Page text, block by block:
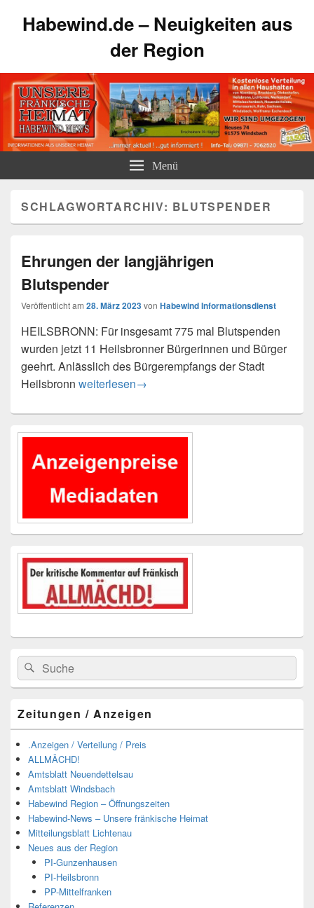
Habewind.de – Neuigkeiten aus
der Region
Menü
SCHLAGWORTARCHIV: BLUTSPENDER
Ehrungen der langjährigen
Blutspender
Veröffentlicht am 28. März 2023von Habewind Informationsdienst
HEILSBRONN: Für insgesamt 775 mal Blutspenden
wurden jetzt 11 Heilsbronner Bürgerinnen und Bürger
geehrt. Anlässlich des Bürgerempfangs der Stadt
Heilsbronn Ehrungen der langjährigen Blutspender
weiterlesen→
Primärer
Widgetbereich
Suchen
nach:
Suchen
Zeitungen / Anzeigen
.Anzeigen / Verteilung / Preis
ALLMÄCHD!
Amtsblatt Neuendettelsau
Amtsblatt Windsbach
Habewind Region – Öffnungszeiten
Habewind-News – Unsere fränkische Heimat
Mitteilungsblatt Lichtenau
Neues aus der Region
PI-Gunzenhausen
PI-Heilsbronn
PP-Mittelfranken